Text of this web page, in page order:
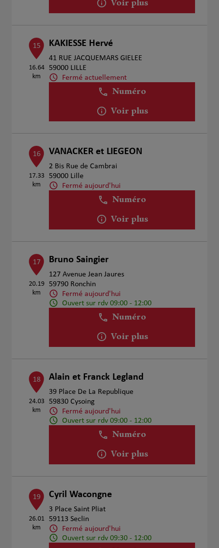
Voir plus
15
16.64
km
KAKIESSE Hervé
41 RUE JACQUEMARS GIELEE
59000 LILLE
Fermé actuellement
Numéro
Voir plus
16
17.33
km
VANACKER et LIEGEON
2 Bis Rue de Cambrai
59000 Lille
Fermé aujourd'hui
Numéro
Voir plus
17
20.19
km
Bruno Saingier
127 Avenue Jean Jaures
59790 Ronchin
Fermé aujourd'hui
Ouvert sur rdv 09:00 - 12:00
Numéro
Voir plus
18
24.03
km
Alain et Franck Legland
39 Place De La Republique
59830 Cysoing
Fermé aujourd'hui
Ouvert sur rdv 09:00 - 12:00
Numéro
Voir plus
19
26.01
km
Cyril Wacongne
3 Place Saint Pliat
59113 Seclin
Fermé aujourd'hui
Ouvert sur rdv 09:30 - 12:00